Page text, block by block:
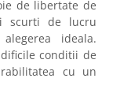
de libertate de
scurti de lucru
ideala.
conditii de
cu un